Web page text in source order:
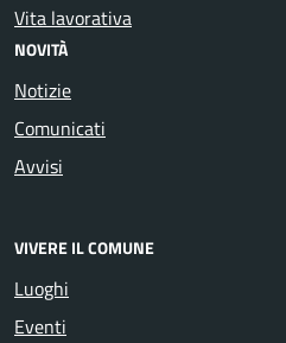
Vita lavorativa
NOVITÀ
Notizie
Comunicati
Avvisi
VIVERE IL COMUNE
Luoghi
Eventi